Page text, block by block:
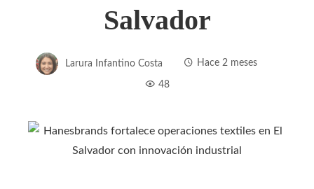
Salvador
Larura Infantino Costa Hace 2 meses
48